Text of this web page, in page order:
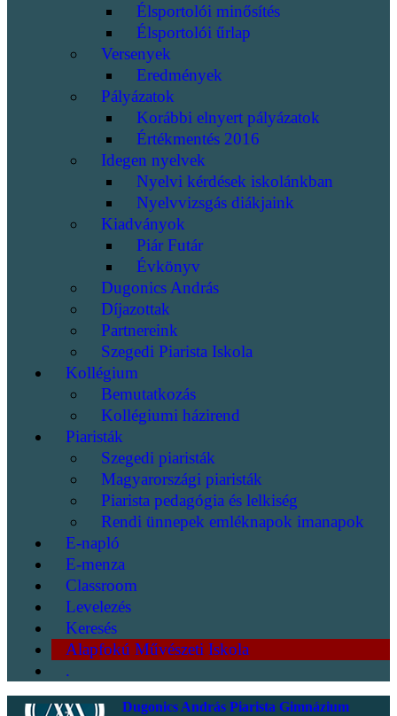
Élsportolói minősítés
Élsportolói űrlap
Versenyek
Eredmények
Pályázatok
Korábbi elnyert pályázatok
Értékmentés 2016
Idegen nyelvek
Nyelvi kérdések iskolánkban
Nyelvvizsgás diákjaink
Kiadványok
Piár Futár
Évkönyv
Dugonics András
Díjazottak
Partnereink
Szegedi Piarista Iskola
Kollégium
Bemutatkozás
Kollégiumi házirend
Piaristák
Szegedi piaristák
Magyarországi piaristák
Piarista pedagógia és lelkiség
Rendi ünnepek emléknapok imanapok
E-napló
E-menza
Classroom
Levelezés
Keresés
Alapfokú Művészeti Iskola
.
Dugonics András Piarista Gimnázium